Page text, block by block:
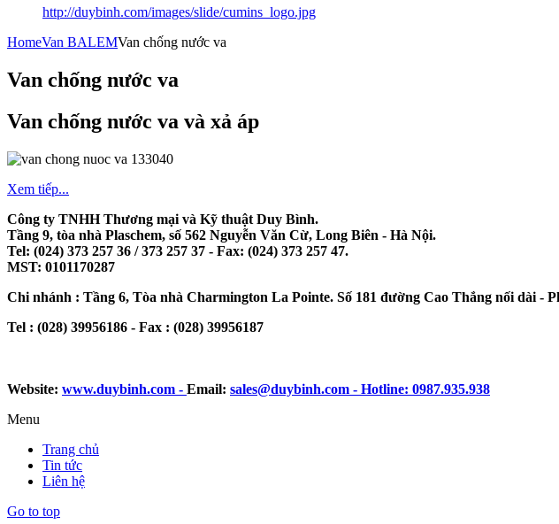
http://duybinh.com/images/slide/cumins_logo.jpg
HomeVan BALEMVan chống nước va
Van chống nước va
Van chống nước va và xả áp
Xem tiếp...
Công ty TNHH Thương mại và Kỹ thuật Duy Bình.
Tầng 9, tòa nhà Plaschem, số 562 Nguyễn Văn Cừ, Long Biên - Hà Nội.
Tel: (024) 373 257 36 / 373 257 37 - Fax: (024) 373 257 47.
MST: 0101170287
Chi nhánh : Tầng 6, Tòa nhà Charmington La Pointe. Số 181 đường Cao Thắng nối dài -
Tel : (028) 39956186 - Fax : (028) 39956187
Website: www.duybinh.com - Email: sales@duybinh.com - Hotline: 0987.935.938
Menu
Trang chủ
Tin tức
Liên hệ
Go to top